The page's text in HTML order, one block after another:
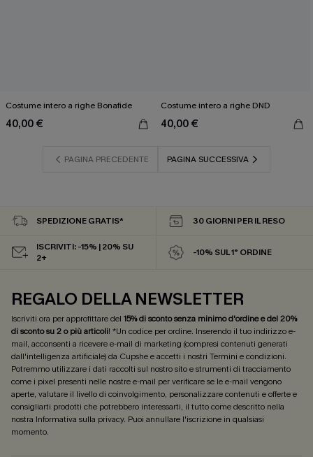
Costume intero a righe Bonafide
40,00 €
Costume intero a righe DND
40,00 €
PAGINA PRECEDENTE PAGINA SUCCESSIVA
SPEDIZIONE GRATIS* 30 GIORNI PER IL RESO
ISCRIVITI: -15% | 20% SU
2+
-10% SUL 1° ORDINE
REGALO DELLA NEWSLETTER
Iscriviti ora per approfittare del 15% di sconto senza minimo d'ordine e del 20%
di sconto su 2 o più articoli! *Un codice per ordine. Inserendo il tuo indirizzo e-
mail, acconsenti a ricevere e-mail di marketing (compresi contenuti generati
dall'intelligenza artificiale) da Cupshe e accetti i nostri Termini e condizioni.
Potremmo utilizzare i dati raccolti sul nostro sito e strumenti di tracciamento
come i pixel presenti nelle nostre e-mail per verificare se le e-mail vengono
aperte, valutare il livello di coinvolgimento, personalizzare contenuti e offerte e
consigliarti prodotti che potrebbero interessarti, il tutto come descritto nella
nostra Informativa sulla privacy. Puoi annullare l'iscrizione in qualsiasi
momento.